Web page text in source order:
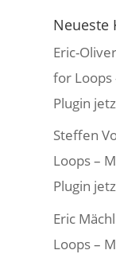
Neueste
Eric-
for Loops
Plugin
Steffen
Loops –
Plugin
Eric
Loops –